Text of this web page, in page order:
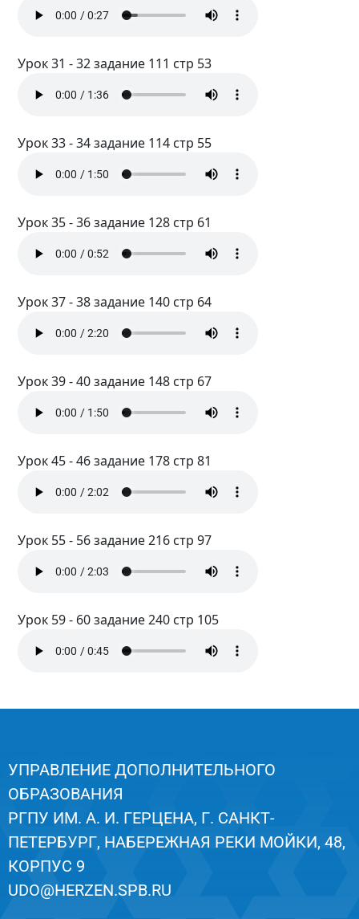
Урок 31 - 32 задание 111 стр 53
Урок 33 - 34 задание 114 стр 55
Урок 35 - 36 задание 128 стр 61
Урок 37 - 38 задание 140 стр 64
Урок 39 - 40 задание 148 стр 67
Урок 45 - 46 задание 178 стр 81
Урок 55 - 56 задание 216 стр 97
Урок 59 - 60 задание 240 стр 105
УПРАВЛЕНИЕ ДОПОЛНИТЕЛЬНОГО
ОБРАЗОВАНИЯ
РГПУ ИМ. А. И. ГЕРЦЕНА, Г. САНКТ-
ПЕТЕРБУРГ, НАБЕРЕЖНАЯ РЕКИ МОЙКИ, 48,
КОРПУС 9
UDO@HERZEN.SPB.RU